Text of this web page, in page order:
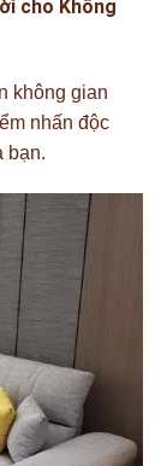
cho Không
không gian
nhấn độc
bạn.